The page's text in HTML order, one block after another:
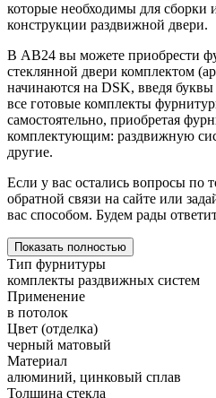
которые необходимы для сборки
конструкции раздвижной двери.
В АВ24 вы можете приобрести
стеклянной двери комплектом
начинаются на DSK, введя
все готовые комплекты
самостоятельно, приобретая
комплектующим: раздвижную
другие.
Если у вас остались вопросы по
обратной связи на сайте или
вас способом. Будем рады
Показать полностью
Тип фурнитуры
комплекты раздвижных систем
Применение
в потолок
Цвет (отделка)
черный матовый
Материал
алюминий, цинковый сплав
Толщина стекла